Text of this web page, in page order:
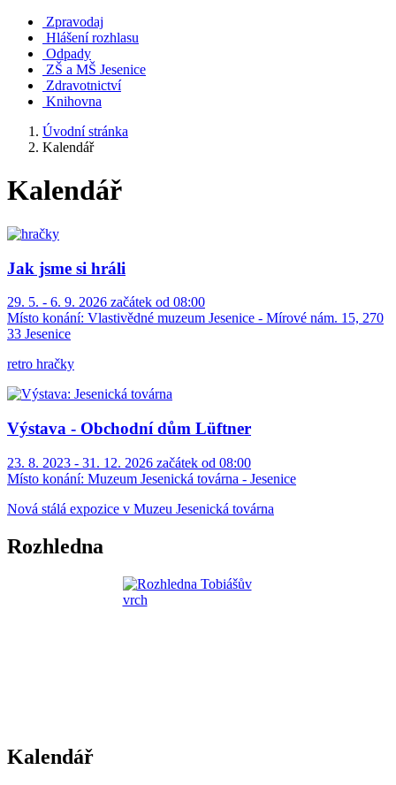
Zpravodaj
Hlášení rozhlasu
Odpady
ZŠ a MŠ Jesenice
Zdravotnictví
Knihovna
Úvodní stránka
Kalendář
Kalendář
Jak jsme si hráli
29. 5. - 6. 9. 2026 začátek od 08:00
Místo konání: Vlastivědné muzeum Jesenice - Mírové nám. 15, 270
33 Jesenice
retro hračky
Výstava - Obchodní dům Lüftner
23. 8. 2023 - 31. 12. 2026 začátek od 08:00
Místo konání: Muzeum Jesenická továrna - Jesenice
Nová stálá expozice v Muzeu Jesenická továrna
Rozhledna
Kalendář